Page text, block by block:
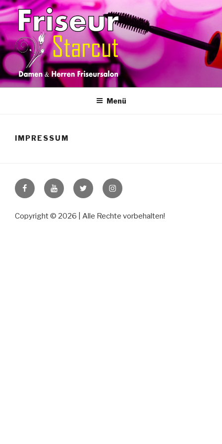
Zum
Inhalt
springen
Menü
IMPRESSUM
FacebookYoutubeTwitter Instagram
Copyright © 2026 | Alle Rechte vorbehalten!